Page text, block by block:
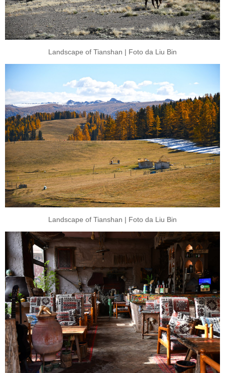
Landscape of Tianshan | Foto da Liu Bin
Landscape of Tianshan | Foto da Liu Bin